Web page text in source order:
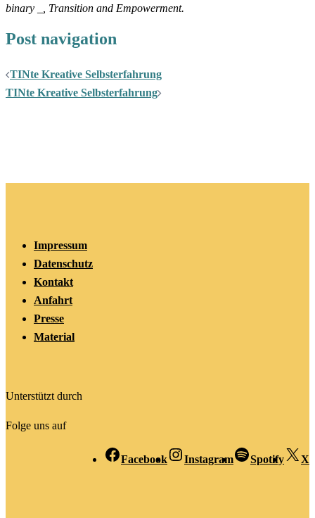
binary _, Transition and Empowerment.
Post navigation
TINte Kreative Selbsterfahrung
TINte Kreative Selbsterfahrung
Impressum
Datenschutz
Kontakt
Anfahrt
Presse
Material
Unterstützt durch
Folge uns auf
Facebook Instagram Spotify X